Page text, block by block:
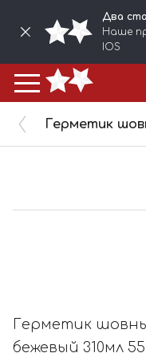
Два
Наше
IOS
Герметик
бежевый 310мл